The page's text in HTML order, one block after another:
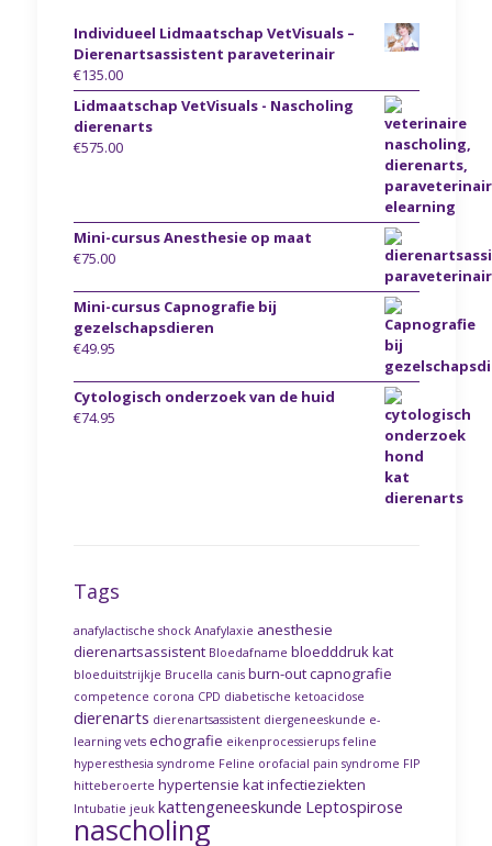
Individueel Lidmaatschap VetVisuals –
Dierenartsassistent paraveterinair
€135.00
Lidmaatschap VetVisuals - Nascholing
dierenarts
€575.00
Mini-cursus Anesthesie op maat
€75.00
Mini-cursus Capnografie bij
gezelschapsdieren
€49.95
Cytologisch onderzoek van de huid
€74.95
Tags
anafylactische shock Anafylaxie anesthesie
dierenartsassistent Bloedafname bloedddruk kat
bloeduitstrijkje Brucella canis burn-outcapnografie
competence corona CPD diabetische ketoacidose
dierenarts dierenartsassistent diergeneeskunde e-
learning vets echografie eikenprocessierups feline
hyperesthesia syndrome Feline orofacial pain syndrome FIP
hitteberoerte hypertensie katinfectieziekten
Intubatie jeuk kattengeneeskunde Leptospirose
nascholing